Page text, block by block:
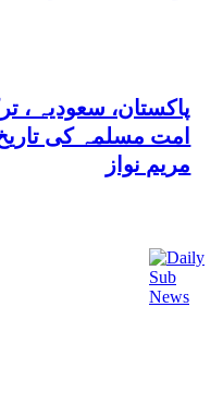
پاکستان، سعودیہ ،
امت مسلمہ کی
مریم نواز